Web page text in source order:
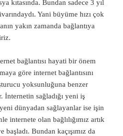
kıtasında. Bundan sadece 3 yıl
Yani büyüme hızı çok
yakın zamanda bağlantıya
bağlantısı hayati bir önem
göre internet bağlantısını
yoksunluğuna benzer
İnternetin sağladığı yeni iş
dünyadan sağlayanlar ise işin
internete olan bağlılığımız artık
Bundan kaçışımız da